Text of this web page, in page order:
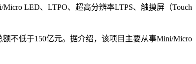
LED、LTPO、超高分辨率LTPS、触摸屏（Touch
不低于150亿元。据介绍，该项目主要从事Mini/Micro